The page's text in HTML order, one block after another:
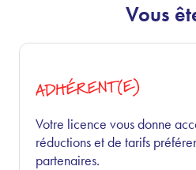
Vous
ADHÉRENT(E)
Votre licence vous donne
réductions et de tarifs
partenaires.